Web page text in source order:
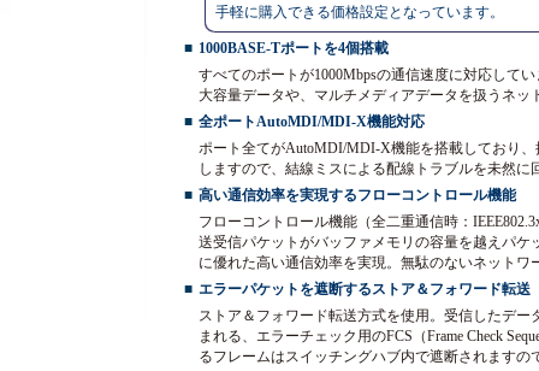
手軽に購入できる価格設定となっています。
■ 1000BASE-Tポートを4個搭載
すべてのポートが1000Mbpsの通信速度に対応して
大容量データや、マルチメディアデータを扱うネ
■ 全ポートAutoMDI/MDI-X機能対応
ポート全てがAutoMDI/MDI-X機能を搭載しており
しますので、結線ミスによる配線トラブルを未然に
■ 高い通信効率を実現するフローコントロール機能
フローコントロール機能（全二重通信時：
送受信パケットがバッファメモリの容量を越えパ
に優れた高い通信効率を実現。無駄のないネットワ
■ エラーパケットを遮断するストア＆フォワード転送
ストア＆フォワード転送方式を使用。受信したデ
まれる、エラーチェック用のFCS（Frame Check
るフレームはスイッチングハブ内で遮断されます